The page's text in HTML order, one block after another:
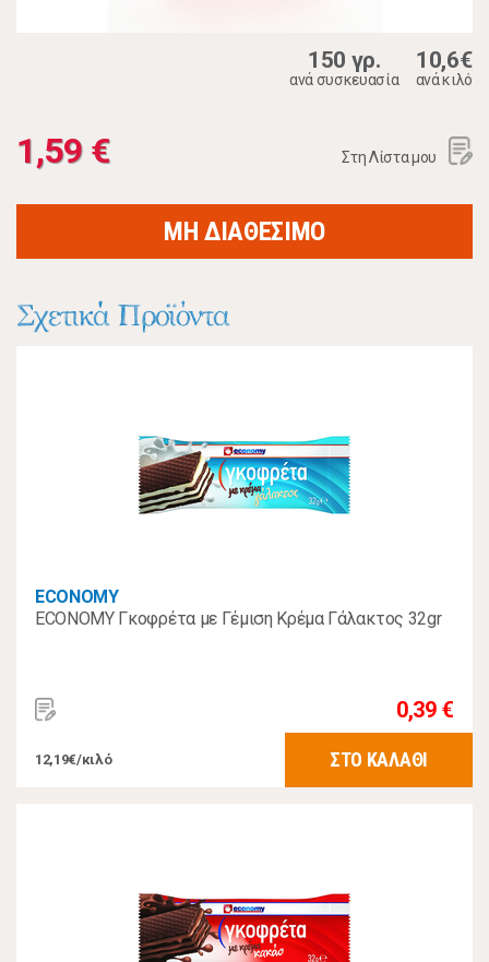
150 γρ.
ανά συσκευασία
10,6€
ανά κιλό
1,59 € Στη Λίστα μου
ΜΗ ΔΙΑΘΕΣΙΜΟ
Σχετικά Προϊόντα
ECONOMY
ECONOMY Γκοφρέτα με Γέμιση Κρέμα Γάλακτος 32gr
0,39 €
12,19€/κιλό ΣΤΟ ΚΑΛΑΘΙ